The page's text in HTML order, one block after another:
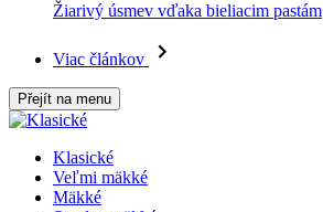
Žiarivý úsmev vďaka bieliacim pastám
Viac článkov
Přejít na menu
Klasické
Veľmi mäkké
Mäkké